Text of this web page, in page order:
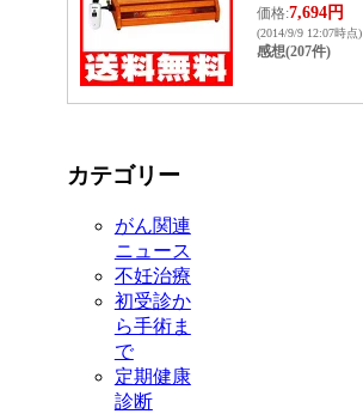
価格:7,694円
(2014/9/9 12:07時点)
感想(207件)
カテゴリー
がん関連
ニュース
不妊治療
初受診か
ら手術ま
で
定期健康
診断